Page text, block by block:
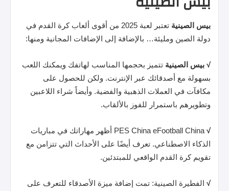
بيس الصينية
تعتبر لعبة 2025 من أقوى ألعاب كرة القدم في
دولة الصين ومليئة… بالإضافة إلى الإضافات المجانية ومنها:
√ بيس الصينية تتميز بحجمها المناسب لهاتفك ويمكنك اللعب
بسهولة مع أصدقائك عبر الإنترنت. ولكن للحصول على
مكافآت في العملات الذهبية والفضية. وأيضاً شراء اللاعبين
وتطويرهم باستمرار للفوز بالألقاب.
√
PES China eFootball China أظهر مهاراتك في مباريات
الذكاء الاصطناعي. تعرف أيضًا على الأحداث التي تتزامن مع
تقويم كرة القدم الواقعي للمبتدئين.
√ الفطيرة الصينية: تمت إضافة ميزة الأصدقاء للتعرف على